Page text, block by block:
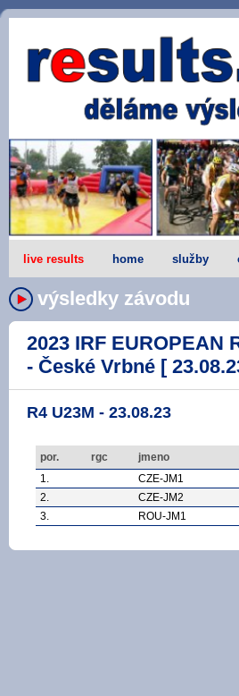
live results home služby
výsledky závodu
2023 IRF EUROPEAN
- České Vrbné [
R4 U23M - 23.08.23
por. rgc jmeno
1.
CZE-JM1
2.
CZE-JM2
3.
ROU-JM1